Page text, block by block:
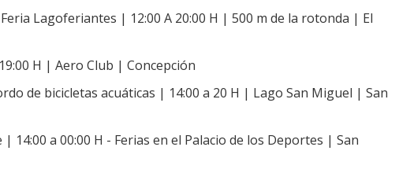
Lagoferiantes | 12:00 A 20:00 H | 500 m de la rotonda | El
H | Aero Club | Concepción
de bicicletas acuáticas | 14:00 a 20 H | Lago San Miguel | San
14:00 a 00:00 H - Ferias en el Palacio de los Deportes | San